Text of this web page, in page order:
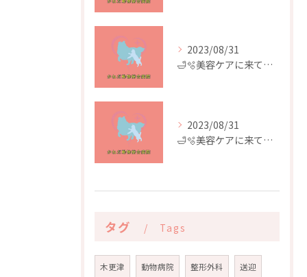
2023/08/31
🛁🫧美容ケアに来てくれたお友達🫧🛁
2023/08/31
🛁🫧美容ケアに来てくれたお友達🫧🛁
タグ Tags
木更津 動物病院 整形外科 送迎